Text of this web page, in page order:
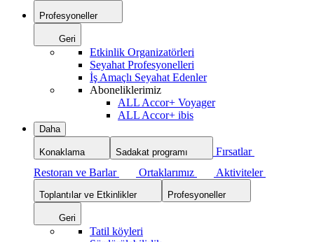
Profesyoneller
Geri
Etkinlik Organizatörleri
Seyahat Profesyonelleri
İş Amaçlı Seyahat Edenler
Aboneliklerimiz
ALL Accor+ Voyager
ALL Accor+ ibis
Daha
Konaklama Sadakat programı
Fırsatlar
Restoran ve Barlar
Ortaklarımız Aktiviteler
Toplantılar ve Etkinlikler Profesyoneller
Geri
Tatil köyleri